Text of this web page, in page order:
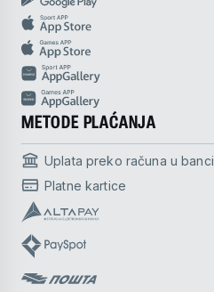
METODE PLAĆANJA
Uplata preko računa u banci
Platne kartice